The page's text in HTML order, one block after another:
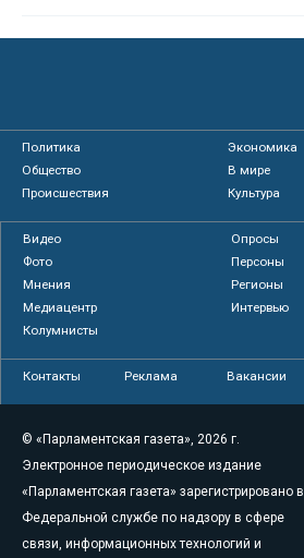
Политика
Экономика
Общество
В мире
Происшествия
Культура
Видео
Опросы
Фото
Персоны
Мнения
Регионы
Медиацентр
Интервью
Колумнисты
Контакты Реклама Вакансии
© «Парламентская газета», 2026 г.
Электронное периодическое издание
«Парламентская газета» зарегистрировано в
Федеральной службе по надзору в сфере
связи, информационных технологий и